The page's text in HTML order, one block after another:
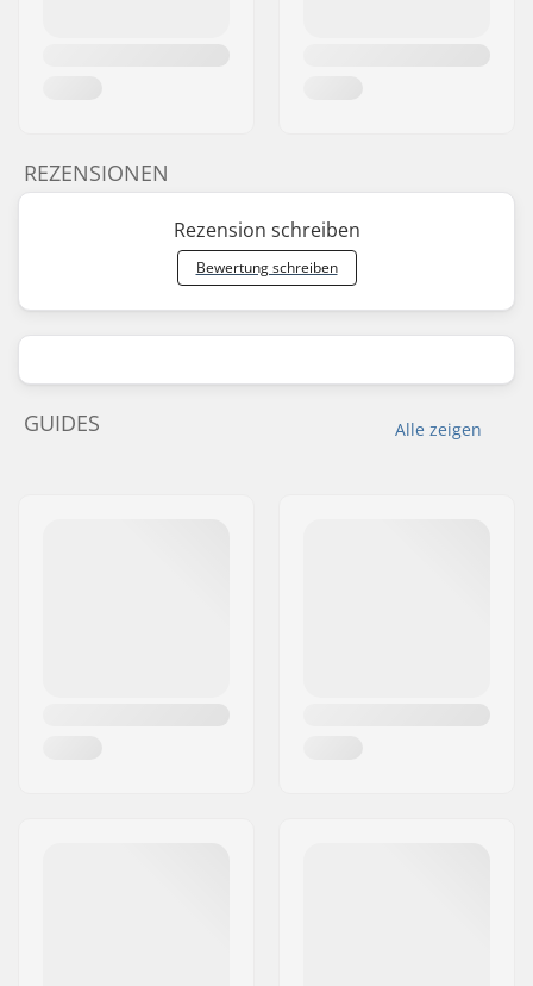
REZENSIONEN
Rezension schreiben
Bewertung schreiben
Alle zeigen
GUIDES